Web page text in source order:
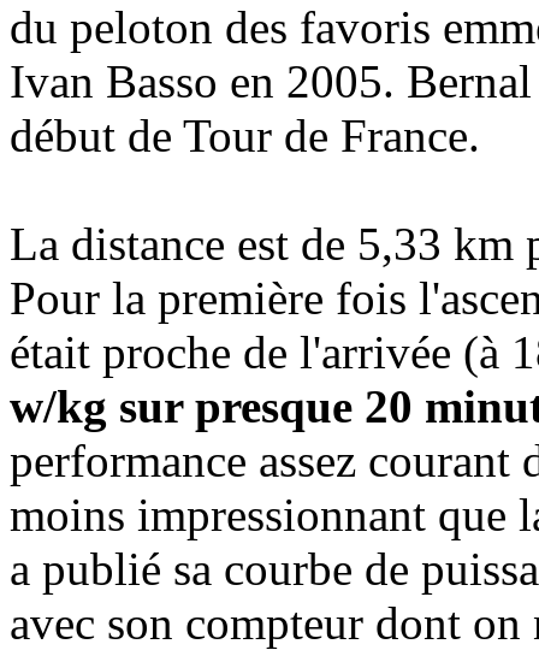
du peloton des favoris
Ivan Basso en 2005.
début de Tour de France.
La distance est de 5,33 km
Pour la première fois
était proche de l'arrivée (à
w/kg sur presque 20
performance assez courant
moins impressionnant que
a publié sa courbe de
avec son compteur dont